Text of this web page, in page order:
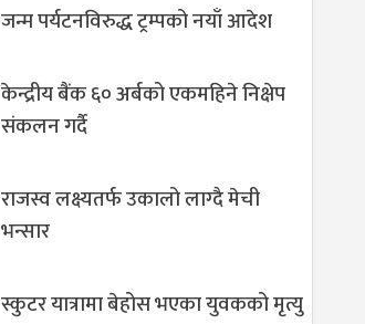
जन्म पर्यटनविरुद्ध ट्रम्पको नयाँ आदेश
केन्द्रीय बैंक ६० अर्बको एकमहिने निक्षेप
संकलन गर्दै
राजस्व लक्ष्यतर्फ उकालो लाग्दै मेची
भन्सार
स्कुटर यात्रामा बेहोस भएका युवकको मृत्यु